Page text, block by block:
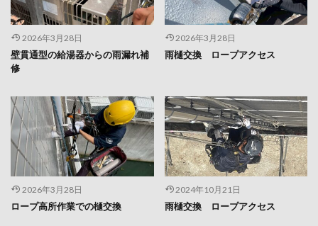
2026年3月28日
壁貫通型の給湯器からの雨漏れ補
修
2026年3月28日
雨樋交換 ロープアクセス
2026年3月28日
ロープ高所作業での樋交換
2024年10月21日
雨樋交換 ロープアクセス